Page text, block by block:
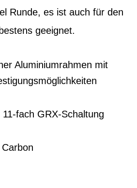
Runde, es ist auch für den
geeignet.
Aluminiumrahmen mit
fach GRX-Schaltung